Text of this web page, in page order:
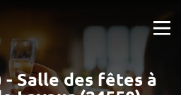
Salle des fêtes à